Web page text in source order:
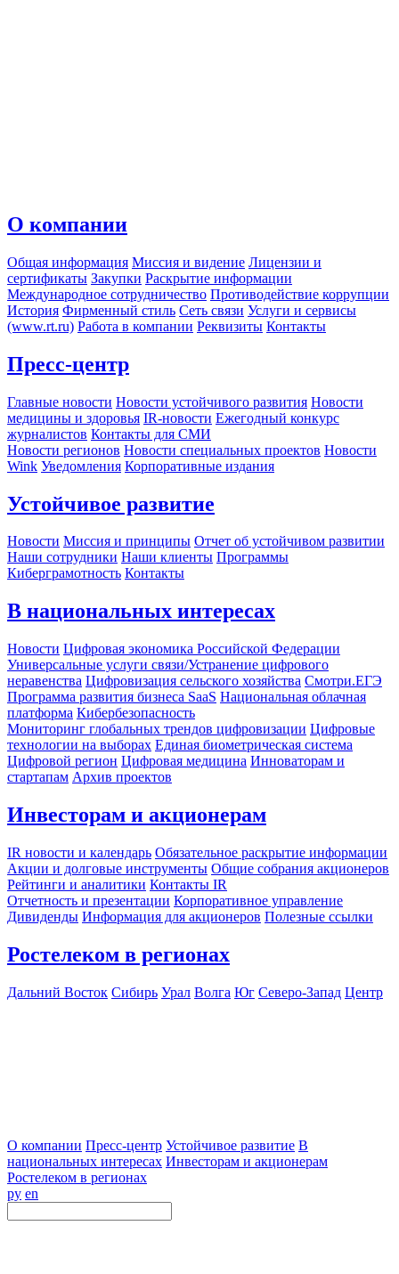
О компании
Общая информация Миссия и видение Лицензии и
сертификаты Закупки Раскрытие информации
Международное сотрудничество Противодействие коррупции
История Фирменный стиль Сеть связи Услуги и сервисы
(www.rt.ru) Работа в компании Реквизиты Контакты
Пресс-центр
Главные новости Новости устойчивого развития Новости
медицины и здоровья IR-новости Ежегодный конкурс
журналистов Контакты для СМИ
Новости регионов Новости специальных проектов Новости
Wink Уведомления Корпоративные издания
Устойчивое развитие
Новости Миссия и принципы Отчет об устойчивом развитии
Наши сотрудники Наши клиенты Программы
Киберграмотность Контакты
В национальных интересах
Новости Цифровая экономика Российской Федерации
Универсальные услуги связи/Устранение цифрового
неравенства Цифровизация сельского хозяйства Смотри.ЕГЭ
Программа развития бизнеса SaaS Национальная облачная
платформа Кибербезопасность
Мониторинг глобальных трендов цифровизации Цифровые
технологии на выборах Единая биометрическая система
Цифровой регион Цифровая медицина Инноваторам и
стартапам Архив проектов
Инвесторам и акционерам
IR новости и календарь Обязательное раскрытие информации
Акции и долговые инструменты Общие собрания акционеров
Рейтинги и аналитики Контакты IR
Отчетность и презентации Корпоративное управление
Дивиденды Информация для акционеров Полезные ссылки
Ростелеком в регионах
Дальний Восток Сибирь Урал Волга Юг Северо-Запад Центр
О компании Пресс-центр Устойчивое развитие В
национальных интересах Инвесторам и акционерам
Ростелеком в регионах
ру en